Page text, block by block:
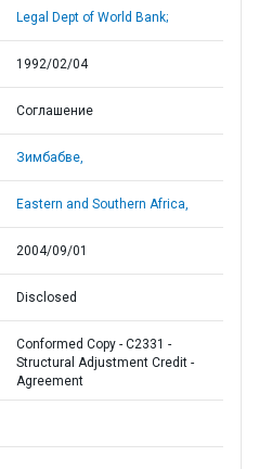
Legal Dept of World Bank;
1992/02/04
Соглашение
Зимбабве,
Eastern and Southern Africa,
2004/09/01
Disclosed
Conformed Copy - C2331 -
Structural Adjustment Credit -
Agreement